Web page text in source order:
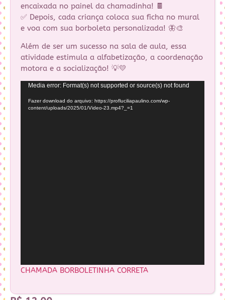
encaixada no painel da chamadinha! 🍫
✅ Depois, cada criança coloca sua ficha no mural
e voa com sua borboleta personalizada! 🦋🎨
Além de ser um sucesso na sala de aula, essa
atividade estimula a alfabetização, a coordenação
motora e a socialização! 💡💛
Tocador
de
vídeo
Media error: Format(s) not supported or source(s) not found
Fazer download do arquivo: https://profluciliapaulino.com/wp-
content/uploads/2025/01/Video-23.mp4?_=1
CHAMADA BORBOLETINHA CORRETA